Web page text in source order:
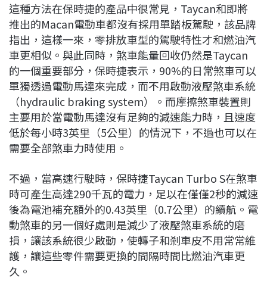
這種方法在保時捷的產品中很常見，Taycan和即將
推出的Macan電動車都沒有採用單踏板駕駛，該品牌
指出，這樣一來，零排放車型的駕駛特性才和燃油汽
車更相似。與此同時，煞車能量回收仍然是Taycan
的一個重要部分，保時捷表示，90%的日常煞車可以
單獨透過電動馬達來完成，而不用啟動液壓煞車系統
（hydraulic braking system）。而摩擦煞車裝置則
主要用於當電動馬達沒有足夠的減速能力時，且速度
低於每小時3英里（5公里）的情況下，不過也可以在
需要全部煞車力時使用。
不過，當高速行駛時，保時捷Taycan Turbo S在煞車
時可產生高達290千瓦的電力，足以在僅僅2秒的減速
後為電池補充額外的0.43英里（0.7公里）的續航。電
動煞車的另一個好處則是減少了液壓煞車系統的磨
損，讓該系統很少啟動，使轉子和剎車皮不用常常維
護，讓這些零件需要更換的間隔時間比燃油汽車更
久。